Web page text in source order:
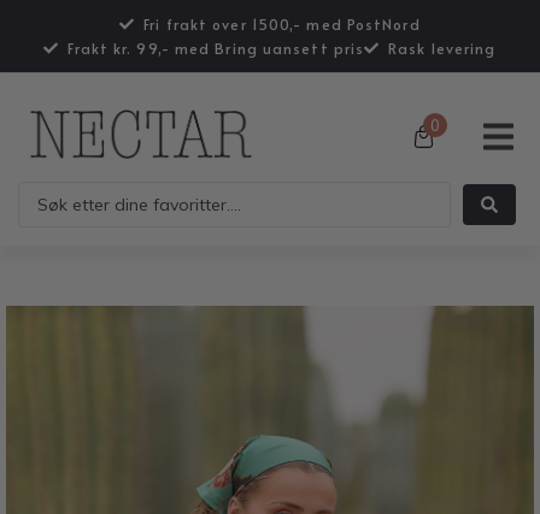
Fri frakt over 1500,- med PostNord
Frakt kr. 99,- med Bring uansett pris
Rask levering
0